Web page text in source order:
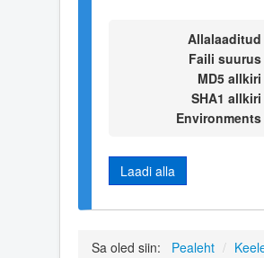
Allalaaditud
Faili suurus
MD5 allkiri
SHA1 allkiri
Environments
Laadi alla
Sa oled siin: Pealeht /